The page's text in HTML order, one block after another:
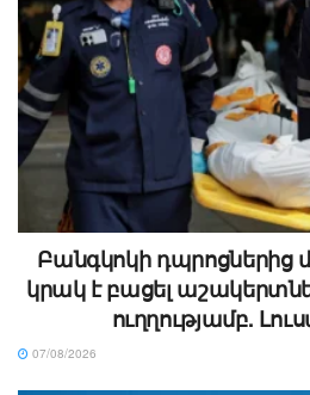
Բանգկոկի դպրոցներից
կրակ է բացել
ուղղությամբ.
07/08/2026